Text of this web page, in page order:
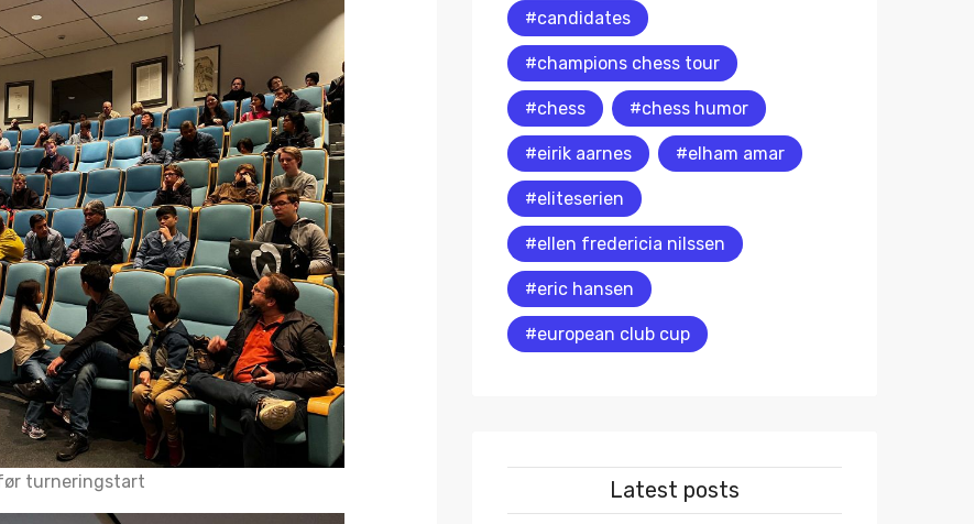
turneringstart
#candidates
#champions chess tour
#chess #chess humor
#eirik aarnes #elham amar
#eliteserien
#ellen fredericia nilssen
#eric hansen
#european club cup
Latest posts